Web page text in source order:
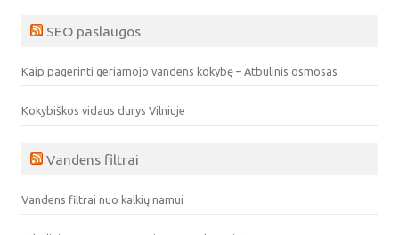
SEO paslaugos
Kaip pagerinti geriamojo vandens kokybę – Atbulinis osmosas
Kokybiškos vidaus durys Vilniuje
Vandens filtrai
Vandens filtrai nuo kalkių namui